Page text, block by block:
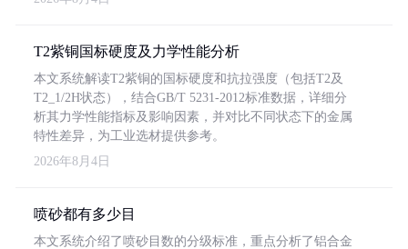
T2紫铜国标硬度及力学性能分析
本文系统解读T2紫铜的国标硬度和抗拉强度（包括T2及
T2_1/2H状态），结合GB/T 5231-2012标准数据，详细分
析其力学性能指标及影响因素，并对比不同状态下的金属
特性差异，为工业选材提供参考。
2026年8月4日
喷砂都有多少目
本文系统介绍了喷砂目数的分级标准，重点分析了铝合金